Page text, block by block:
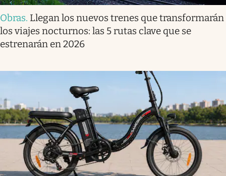
Obras. Llegan los nuevos trenes que transformarán
los viajes nocturnos: las 5 rutas clave que se
estrenarán en 2026